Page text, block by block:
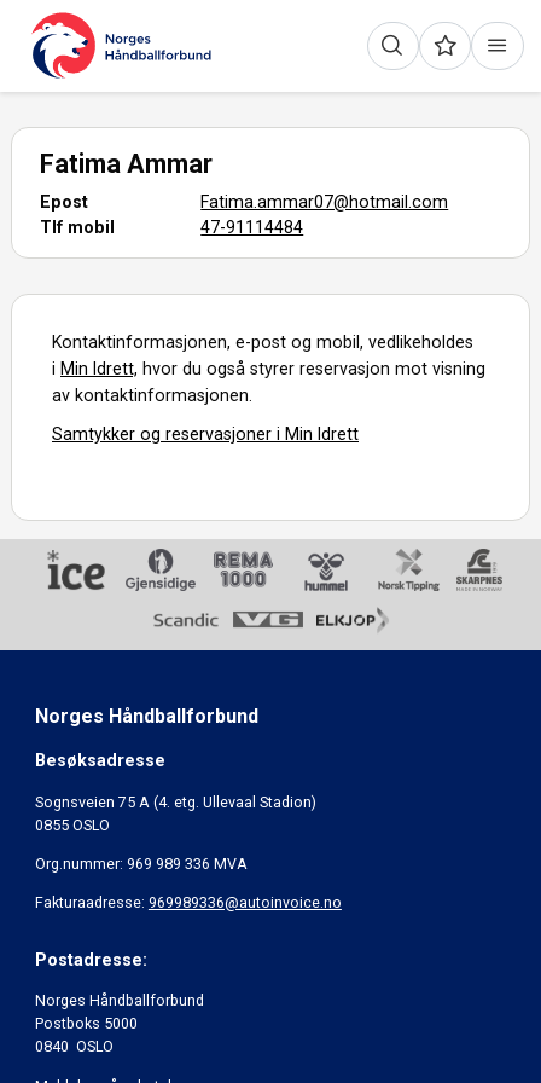
Fatima Ammar
Epost
Fatima.ammar07@hotmail.com
Tlf mobil
47-91114484
Kontaktinformasjonen, e-post og mobil, vedlikeholdes
i Min Idrett, hvor du også styrer reservasjon mot visning
av kontaktinformasjonen.
Samtykker og reservasjoner i Min Idrett
Norges Håndballforbund
Besøksadresse
Sognsveien 75 A (4. etg. Ullevaal Stadion)
0855 OSLO
Org.nummer: 969 989 336 MVA
Fakturaadresse: 969989336@autoinvoice.no
Postadresse:
Norges Håndballforbund
Postboks 5000
0840 OSLO